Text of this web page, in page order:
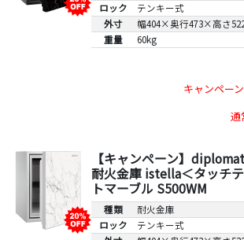
ロック
テンキー式
外寸
幅404×奥行473×高さ
重量
60kg
キャンペー
通
【キャンペーン】
耐火金庫 istella＜タッチ
トマーブル S500WM
種類
耐火金庫
ロック
テンキー式